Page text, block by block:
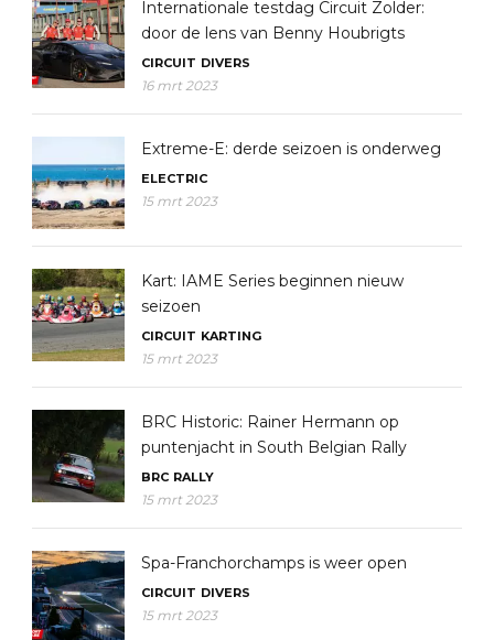
Internationale testdag Circuit Zolder:
door de lens van Benny Houbrigts
CIRCUIT DIVERS
16 mrt 2023
Extreme-E: derde seizoen is onderweg
ELECTRIC
15 mrt 2023
Kart: IAME Series beginnen nieuw
seizoen
CIRCUIT KARTING
15 mrt 2023
BRC Historic: Rainer Hermann op
puntenjacht in South Belgian Rally
BRC RALLY
15 mrt 2023
Spa-Franchorchamps is weer open
CIRCUIT DIVERS
15 mrt 2023